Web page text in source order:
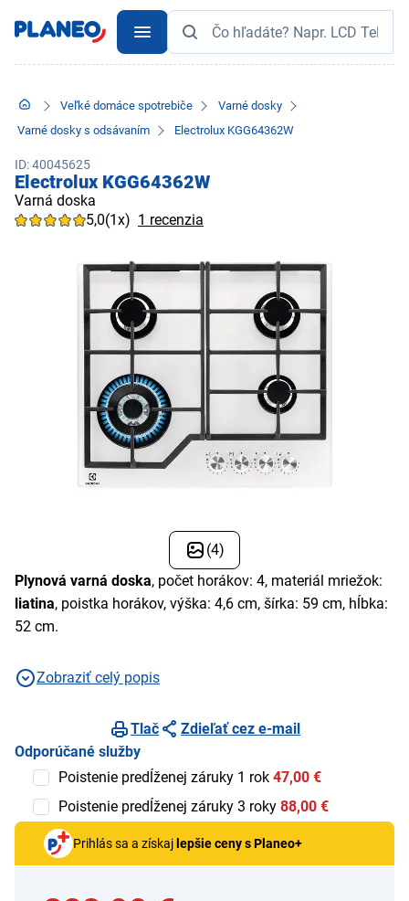
Veľké domáce spotrebiče
Varné dosky
Varné dosky s odsávaním
Electrolux KGG64362W
ID: 40045625
Electrolux KGG64362W
Varná doska
5,0(1x) 1 recenzia
(4)
Plynová varná doska, počet horákov: 4, materiál mriežok:
liatina, poistka horákov, výška: 4,6 cm, šírka: 59 cm, hĺbka:
52 cm.
Zobraziť celý popis
Tlač
Zdieľať cez e-mail
Odporúčané služby
Poistenie predĺženej záruky 1 rok 47,00 €
Poistenie predĺženej záruky 3 roky 88,00 €
Prihlás sa a získaj lepšie ceny s Planeo+